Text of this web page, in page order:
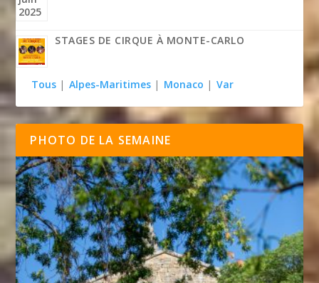
STAGES DE CIRQUE À MONTE-CARLO
Tous | Alpes-Maritimes | Monaco | Var
PHOTO DE LA SEMAINE